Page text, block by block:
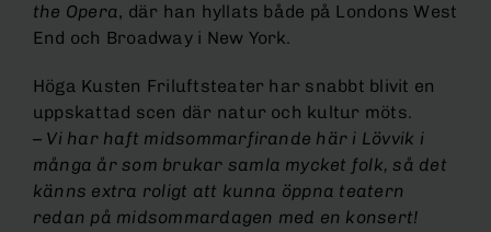
the Opera, där han hyllats både på Londons West
End och Broadway i New York.
Höga Kusten Friluftsteater har snabbt blivit en
uppskattad scen där natur och kultur möts.
– Vi har haft midsommarfirande här i Lövvik i
många år som brukar samla mycket folk, så det
känns extra roligt att kunna öppna teatern
redan på midsommardagen med en konsert!